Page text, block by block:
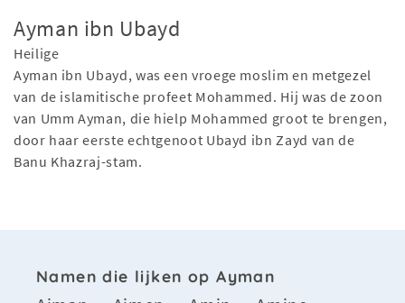
Ayman ibn Ubayd
Heilige
Ayman ibn Ubayd, was een vroege moslim en metgezel
van de islamitische profeet Mohammed. Hij was de zoon
van Umm Ayman, die hielp Mohammed groot te brengen,
door haar eerste echtgenoot Ubayd ibn Zayd van de
Banu Khazraj-stam.
Namen die lijken op Ayman